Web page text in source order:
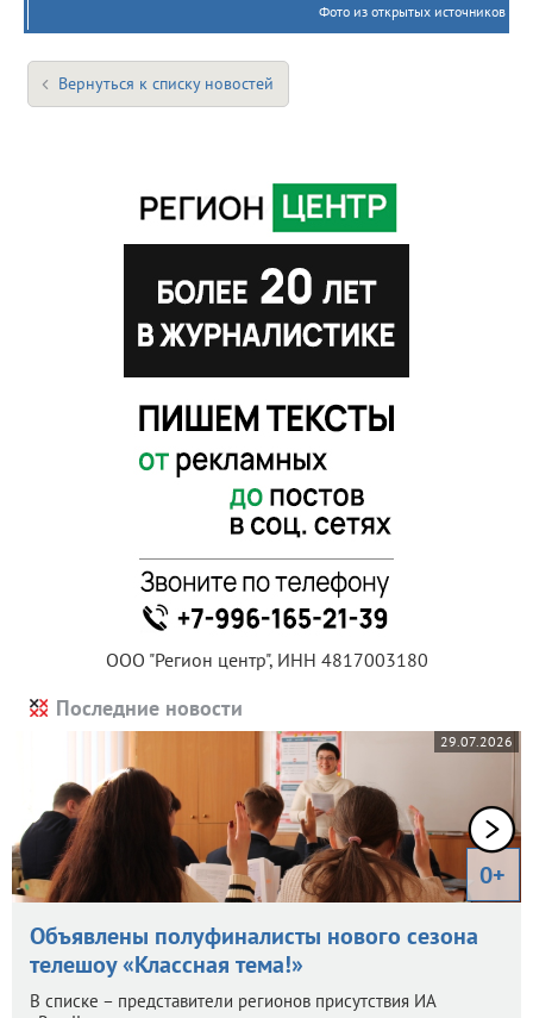
Фото из открытых источников
Вернуться к списку новостей
ООО "Регион центр", ИНН 4817003180
Последние новости
29.07.2026
0+
Объявлены полуфиналисты нового сезона
телешоу «Классная тема!»
В списке – представители регионов присутствия ИА